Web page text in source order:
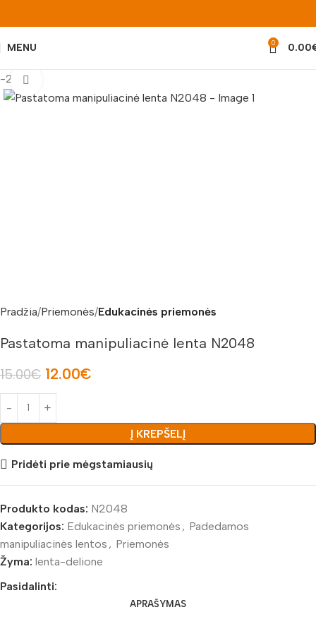
MENU 0 0.00
-20%
Pradžia Priemonės Edukacinės priemonės
Pastatoma manipuliacinė lenta N2048
15.00€ 12.00€
Į KREPŠELĮ
Pridėti prie mėgstamiausių
Produkto kodas: N2048
Kategorijos: Edukacinės priemonės , Padedamos
manipuliacinės lentos , Priemonės
Žyma: lenta-delione
Pasidalinti:
APRAŠYMAS